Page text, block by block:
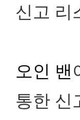
신고 리
오인 밴
통한 신